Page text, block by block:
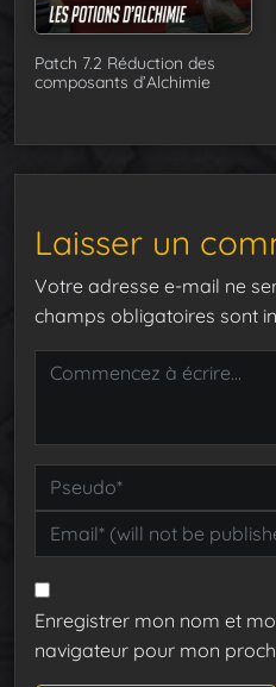
Patch 7.2 Réduction des
composants d’Alchimie
Laisser un
Votre adresse e-mail ne
champs obligatoires sont
Enregistrer mon nom et
navigateur pour mon